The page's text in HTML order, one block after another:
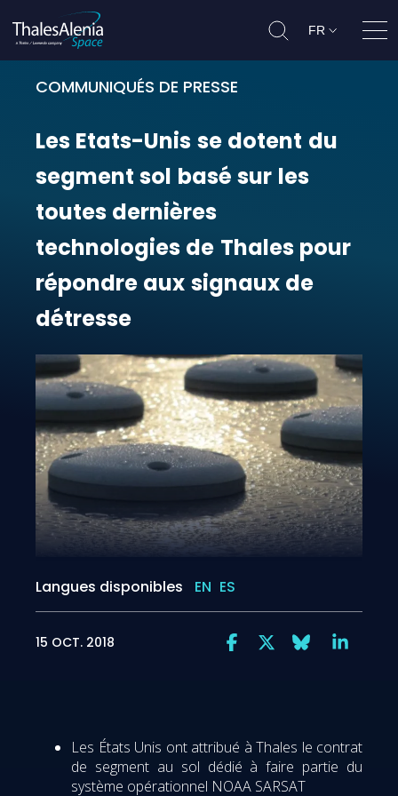
FR
COMMUNIQUÉS DE PRESSE
Les Etats-Unis se dotent du
Les Etats-Unis se dotent du
segment sol basé sur les
toutes dernières
technologies de Thales pour
répondre aux signaux de
détresse
Langues disponibles EN ES
15 OCT. 2018
Les États Unis ont attribué à Thales le contrat
de segment au sol dédié à faire partie du
système opérationnel NOAA SARSAT